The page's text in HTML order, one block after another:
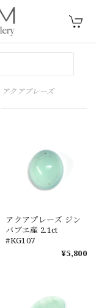
アクアプレーズ
アクアプレーズ ジン
バブエ産 2.1ct
#KG107
¥5,800